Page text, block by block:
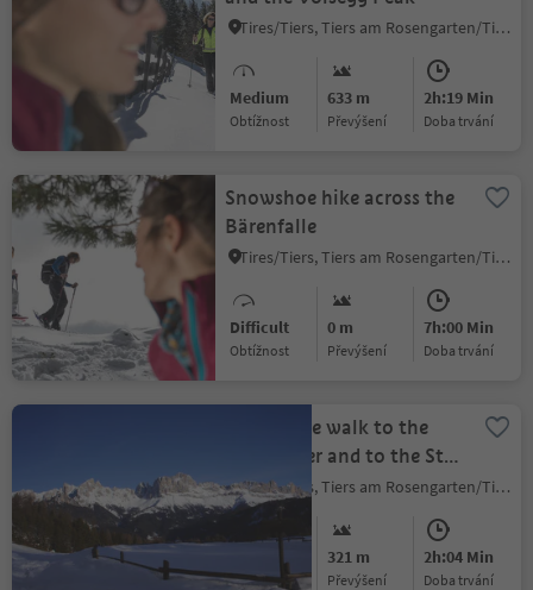
Tires/Tiers, Tiers am Rosengarten/Tires al Catinaccio, Dolomites Region Seiser Alm
Medium
Obtížnost
633 m
Převýšení
2h:19 Min
doba trvání
Snowshoe hike across the
Bärenfalle
Tires/Tiers, Tiers am Rosengarten/Tires al Catinaccio, Dolomites Region Seiser Alm
Difficult
Obtížnost
0 m
Převýšení
7h:00 Min
doba trvání
Snow shoe walk to the
Wuhnleger and to the St.
Sebastian chapel
Tires/Tiers, Tiers am Rosengarten/Tires al Catinaccio, Dolomites Region Seiser Alm
Obtížnost
321 m
Převýšení
2h:04 Min
doba trvání